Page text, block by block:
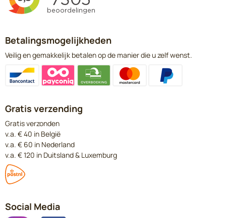
Betalingsmogelijkheden
Veilig en gemakkelijk betalen op de manier die u zelf wenst.
Gratis verzending
Gratis verzonden
v.a. € 40 in België
v.a. € 60 in Nederland
v.a. € 120 in Duitsland & Luxemburg
Social Media